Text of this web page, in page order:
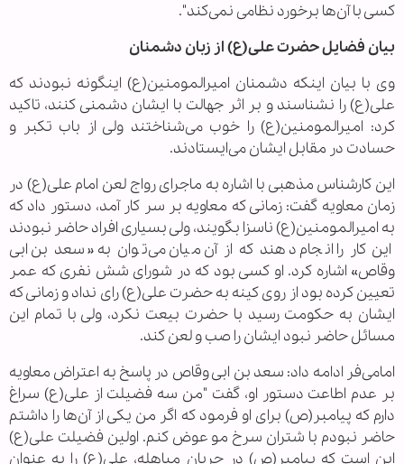
کسی با آن‌ها برخورد نظامی نمی‌کند".
بیان فضایل حضرت علی(ع) از زبان دشمنان
وی با بیان اینکه دشمنان امیرالمومنین(ع) اینگونه نبودند که
علی(ع) را نشناسند و بر اثر جهالت با ایشان دشمنی کنند، تاکید
کرد: امیرالمومنین(ع) را خوب می‌شناختند ولی از باب تکبر و
حسادت در مقابل ایشان می‌ایستادند.
این کارشناس مذهبی با اشاره به ماجرای رواج لعن امام علی(ع) در
زمان معاویه گفت: زمانی که معاویه بر سر کار آمد، دستور داد که
به امیرالمومنین(ع) ناسزا بگویند، ولی بسیاری افراد حاضر نبودند
این کار را انجام دهند که از آن میان می‌توان به «سعد بن ابی
وقاص» اشاره کرد. او کسی بود که در شورای شش نفری که عمر
تعیین کرده بود از روی کینه به حضرت علی(ع) رای نداد و زمانی که
ایشان به حکومت رسید با حضرت بیعت نکرد، ولی با تمام این
مسائل حاضر نبود ایشان را صب و لعن کند.
امامی‌فر ادامه داد: سعد بن ابی وقاص در پاسخ به اعتراض معاویه
بر عدم اطاعت دستور او، گفت "من سه فضیلت از علی(ع) سراغ
دارم که پیامبر(ص) برای او فرمود که اگر من یکی از آن‌ها را داشتم
حاضر نبودم با شتران سرخ مو عوض کنم. اولین فضیلت علی(ع)
این است که پیامبر(ص) در جریان مباهله، علی(ع) را به عنوان